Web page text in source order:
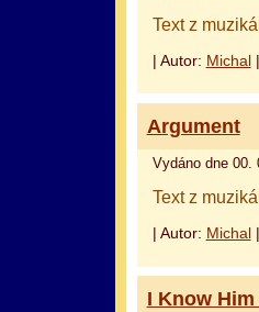
Text z
| Autor: Michal|
Argument
Vydáno dne 00.
Text z
| Autor: Michal|
I Know Him